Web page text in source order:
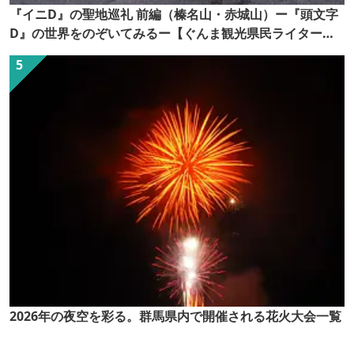
『イニD』の聖地巡礼 前編（榛名山・赤城山）ー『頭文字
D』の世界をのぞいてみるー【ぐんま観光県民ライター
（ぐん記者）】
2026年の夜空を彩る。群馬県内で開催される花火大会一覧